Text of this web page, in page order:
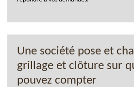
Une société pose et
grillage et clôture sur
pouvez compter